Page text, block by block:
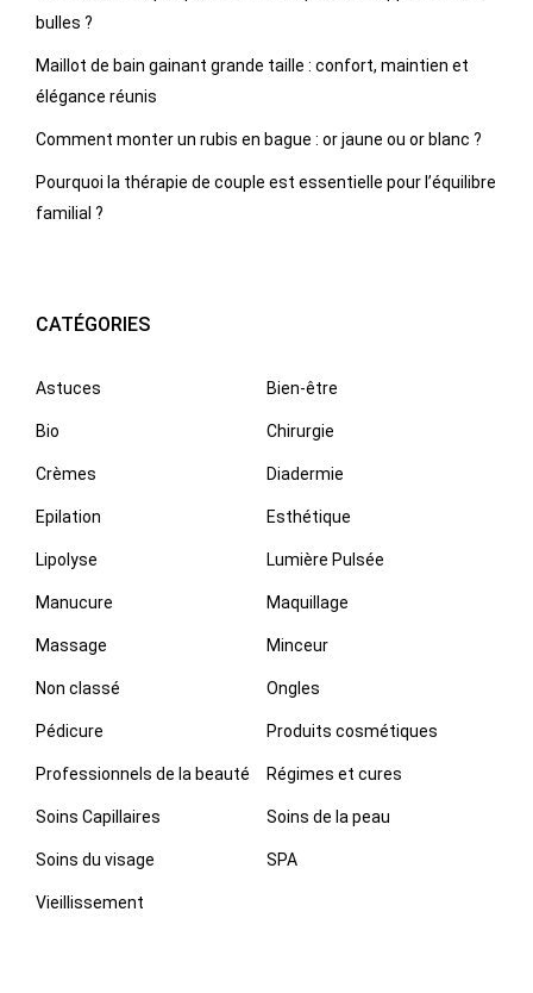
bulles ?
Maillot de bain gainant grande taille : confort, maintien et
élégance réunis
Comment monter un rubis en bague : or jaune ou or blanc ?
Pourquoi la thérapie de couple est essentielle pour l’équilibre
familial ?
CATÉGORIES
Astuces Bien-être
Bio Chirurgie
Crèmes Diadermie
Epilation Esthétique
Lipolyse Lumière Pulsée
Manucure Maquillage
Massage Minceur
Non classé Ongles
Pédicure Produits cosmétiques
Professionnels de la beauté Régimes et cures
Soins Capillaires Soins de la peau
Soins du visage SPA
Vieillissement